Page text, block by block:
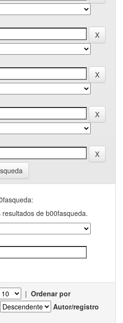
de b00fasqueda.
| Ordenar por
Autor/registro